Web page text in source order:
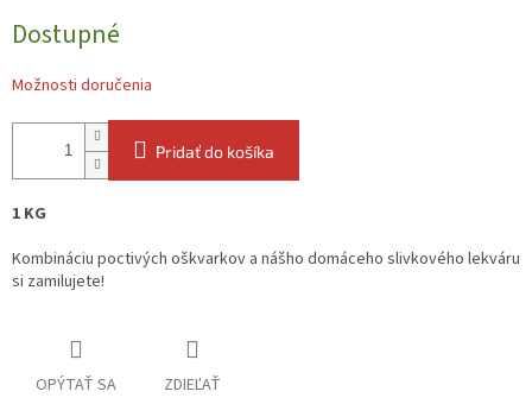
cena:
Dostupné
Možnosti doručenia
Pridať do košíka
1 KG
Kombináciu poctivých oškvarkov a nášho domáceho slivkového lekváru
si zamilujete!
OPÝTAŤ SA ZDIEĽAŤ